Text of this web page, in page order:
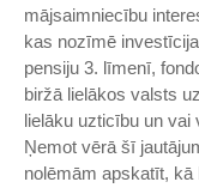
mājsaimniecību
kas nozīmē
pensiju 3. līmenī,
biržā lielākos valsts
lielāku uzticību un vai
Ņemot vērā šī
nolēmām apskatīt,